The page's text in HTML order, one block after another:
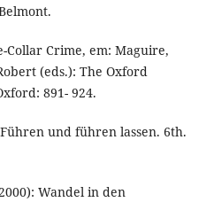
Collar Crime, em: Maguire,
(eds.): The Oxford
891- 924.
und führen lassen. 6th.
Wandel in den